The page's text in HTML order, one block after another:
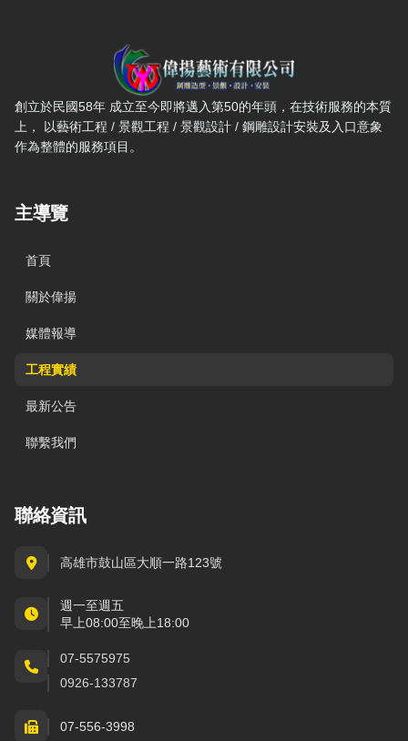
偉揚藝術有限公司 — 網站概要、主導覽與聯絡方式
創立於民國58年 成立至今即將邁入第50的年頭，在技術服務的本質
上， 以藝術工程 / 景觀工程 / 景觀設計 / 鋼雕設計安裝及入口意象
作為整體的服務項目。
主導覽
首頁
關於偉揚
媒體報導
工程實績
最新公告
聯繫我們
聯絡資訊
高雄市鼓山區大順一路123號
週一至週五
早上08:00至晚上18:00
07-5575975
0926-133787
07-556-3998